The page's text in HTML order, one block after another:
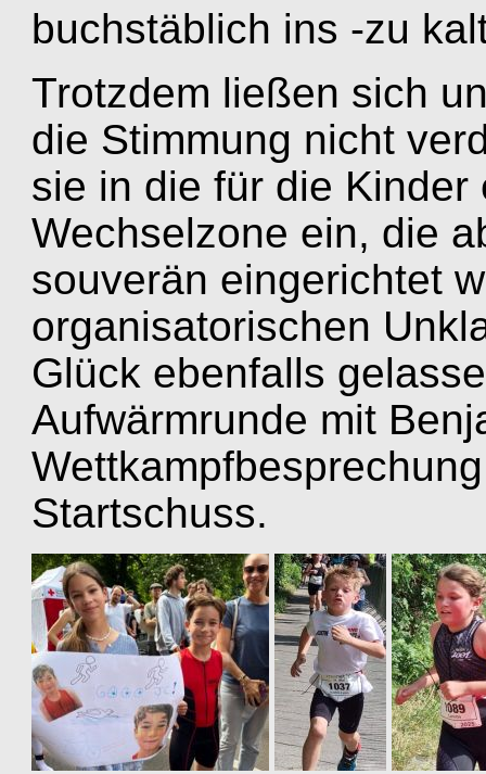
buchstäblich ins -zu
Trotzdem ließen sich
die Stimmung nicht
sie in die für die
Wechselzone ein, die
souverän eingerichtet
organisatorischen
Glück ebenfalls
Aufwärmrunde mit
Startschuss.